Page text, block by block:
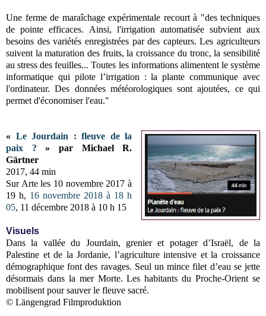
Une ferme de maraîchage expérimentale recourt à "des techniques
de pointe efficaces. Ainsi, l'irrigation automatisée subvient aux
besoins des variétés enregistrées par des capteurs. Les agriculteurs
suivent la maturation des fruits, la croissance du tronc, la sensibilité
au stress des feuilles... Toutes les informations alimentent le système
informatique qui pilote l’irrigation : la plante communique avec
l'ordinateur. Des données météorologiques sont ajoutées, ce qui
permet d'économiser l'eau."
« Le Jourdain : fleuve de la
paix ? » par Michael R.
Gärtner
2017, 44 min
Sur Arte les 10 novembre 2017 à
19 h, 16 novembre 2018 à 18 h
05, 11 décembre 2018 à 10 h 15
Visuels
Dans la vallée du Jourdain, grenier et potager d’Israël, de la
Palestine et de la Jordanie, l’agriculture intensive et la croissance
démographique font des ravages. Seul un mince filet d’eau se jette
désormais dans la mer Morte. Les habitants du Proche-Orient se
mobilisent pour sauver le fleuve sacré.
© Längengrad Filmproduktion